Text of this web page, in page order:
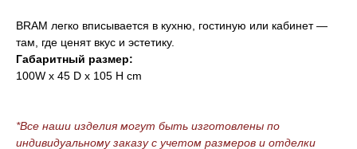
BRAM легко вписывается в кухню, гостиную или кабинет —
там, где ценят вкус и эстетику.
Габаритный размер:
100W x 45 D x 105 H cm
*Все наши изделия могут быть изготовлены по
индивидуальному заказу с учетом размеров и отделки